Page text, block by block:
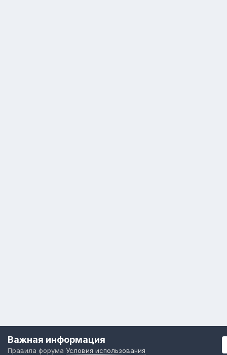
Важная информация
Правила форума Условия использования